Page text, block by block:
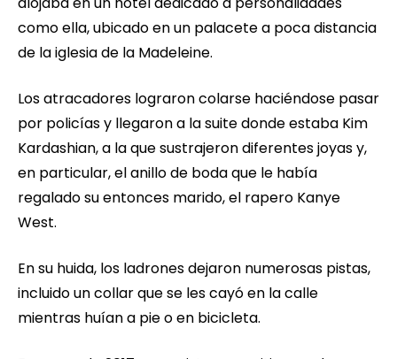
como ella, ubicado en un palacete a poca distancia
de la iglesia de la Madeleine.
Los atracadores lograron colarse haciéndose pasar
por policías y llegaron a la suite donde estaba Kim
Kardashian, a la que sustrajeron diferentes joyas y,
en particular, el anillo de boda que le había
regalado su entonces marido, el rapero Kanye
West.
En su huida, los ladrones dejaron numerosas pistas,
incluido un collar que se les cayó en la calle
mientras huían a pie o en bicicleta.